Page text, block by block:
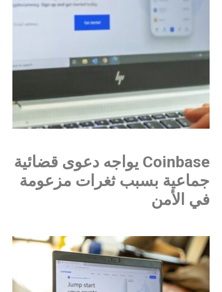
Coinbase يواجه دعوى قضائية
جماعية بسبب ثغرات مزعومة
في الأمن